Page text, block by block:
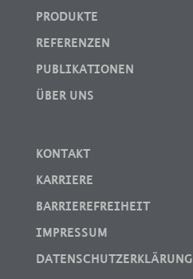
PRODUKTE
REFERENZEN
PUBLIKATIONEN
ÜBER UNS
KONTAKT
KARRIERE
BARRIEREFREIHEIT
IMPRESSUM
DATENSCHUTZERKLÄRUNG